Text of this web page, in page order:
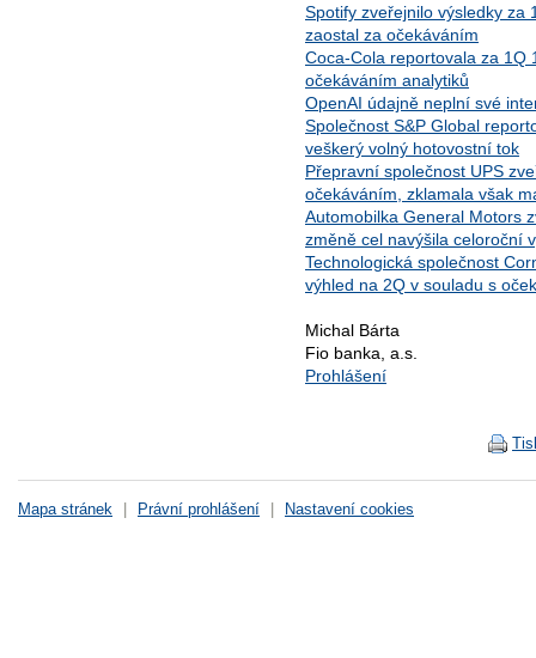
Spotify zveřejnilo výsledky za
zaostal za očekáváním
Coca-Cola reportovala za 1Q
očekáváním analytiků
OpenAI údajně neplní své
Společnost S&P Global
veškerý volný hotovostní tok
Přepravní společnost UPS
očekáváním, zklamala však
Automobilka General Motors
změně cel navýšila celoroční
Technologická společnost
výhled na 2Q v souladu s
Michal Bárta
Fio banka, a.s.
Prohlášení
Mapa stránek Právní prohlášení Nastavení cookies